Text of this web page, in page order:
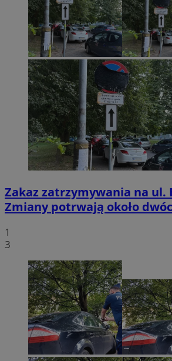
Zakaz zatrzymywania na ul.
Zmiany potrwają około
1
3